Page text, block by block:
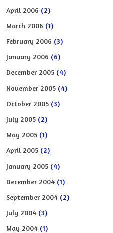
April 2006 (2)
March 2006 (1)
February 2006 (3)
January 2006 (6)
December 2005 (4)
November 2005 (4)
October 2005 (3)
July 2005 (2)
May 2005 (1)
April 2005 (2)
January 2005 (4)
December 2004 (1)
September 2004 (2)
July 2004 (3)
May 2004 (1)